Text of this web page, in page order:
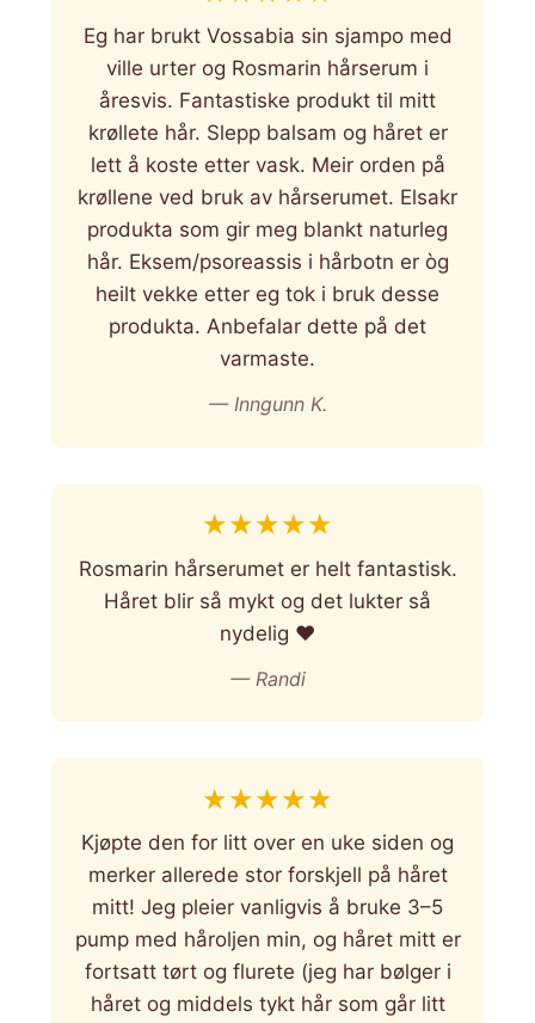
Eg har brukt Vossabia sin sjampo med
ville urter og Rosmarin hårserum i
åresvis. Fantastiske produkt til mitt
krøllete hår. Slepp balsam og håret er
lett å koste etter vask. Meir orden på
krøllene ved bruk av hårserumet. Elsakr
produkta som gir meg blankt naturleg
hår. Eksem/psoreassis i hårbotn er òg
heilt vekke etter eg tok i bruk desse
produkta. Anbefalar dette på det
varmaste.
— Inngunn K.
★★★★★
Rosmarin hårserumet er helt fantastisk.
Håret blir så mykt og det lukter så
nydelig ❤️
— Randi
★★★★★
Kjøpte den for litt over en uke siden og
merker allerede stor forskjell på håret
mitt! Jeg pleier vanligvis å bruke 3–5
pump med håroljen min, og håret mitt er
fortsatt tørt og flurete (jeg har bølger i
håret og middels tykt hår som går litt